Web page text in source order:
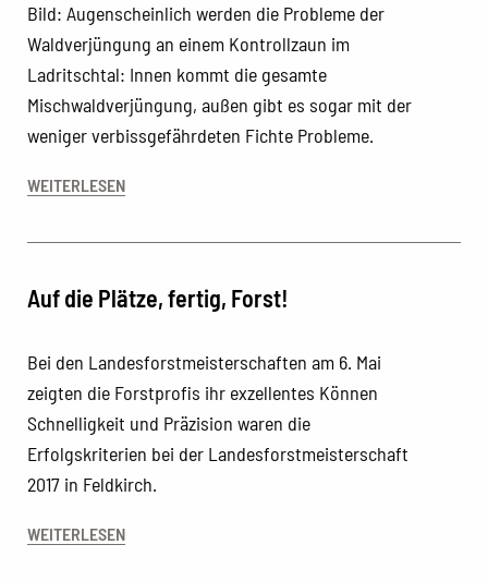
Bild: Augenscheinlich werden die Probleme der
Waldverjüngung an einem Kontrollzaun im
Ladritschtal: Innen kommt die gesamte
Mischwaldverjüngung, außen gibt es sogar mit der
weniger verbissgefährdeten Fichte Probleme.
WEITERLESEN
Auf die Plätze, fertig, Forst!
Bei den Landesforstmeisterschaften am 6. Mai
zeigten die Forstprofis ihr exzellentes Können
Schnelligkeit und Präzision waren die
Erfolgskriterien bei der Landesforstmeisterschaft
2017 in Feldkirch.
WEITERLESEN